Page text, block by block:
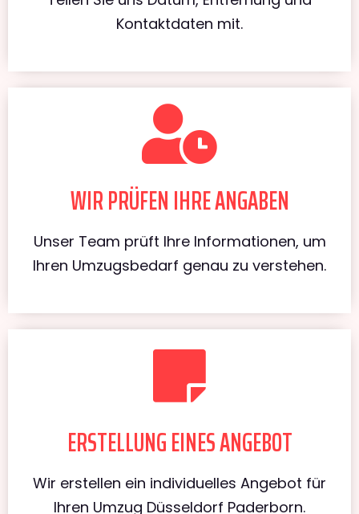
Kontaktdaten mit.
WIR PRÜFEN IHRE ANGABEN
Unser Team prüft Ihre Informationen, um
Ihren Umzugsbedarf genau zu verstehen.
ERSTELLUNG EINES ANGEBOT
Wir erstellen ein individuelles Angebot für
Ihren Umzug Düsseldorf Paderborn.